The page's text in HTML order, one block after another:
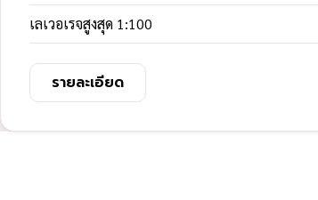
เลเวอเรจสูงสุด 1:100
รายละเอียด